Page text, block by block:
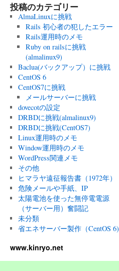
投稿のカテゴリー
AlmaLinuxに挑戦
Rails 初心者の犯したエラー
Rails運用時のメモ
Ruby on railsに挑戦
(almalinux9)
Baclua(バックアップ）に挑戦
CentOS 6
CentOS7に挑戦
メールサーバーに挑戦
dovecotの設定
DRBDに挑戦(almalinux9)
DRBDに挑戦(CentOS7)
Linux運用時のメモ
Window運用時のメモ
WordPress関連メモ
その他
ヒマラヤ遠征報告書（1972年）
危険メールや手紙、IP
太陽電池を使った無停電電源
（サーバー用）奮闘記
未分類
省エネサーバー製作（CentOS 6)
www.kinryo.net